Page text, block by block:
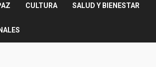
CULTURA SALUD Y BIENESTAR